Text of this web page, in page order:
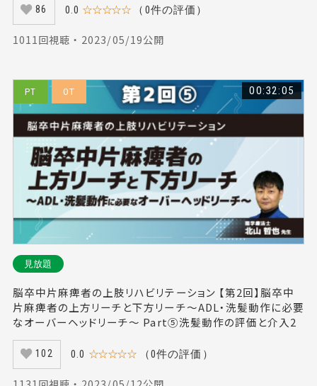
86 0.0 ☆☆☆☆☆ （0件の評価）
1011回視聴 ・ 2023/05/19公開
PT OT 00:32:05
見放題
脳卒中片麻痺者の上肢リハビリテーション 【第2回】脳卒中
片麻痺者の上方リーチと下方リーチ～ADL・洗髪動作に必要
なオーバーヘッドリーチ～ Part⑤洗髪動作の評価と介入2
102 0.0 ☆☆☆☆☆ （0件の評価）